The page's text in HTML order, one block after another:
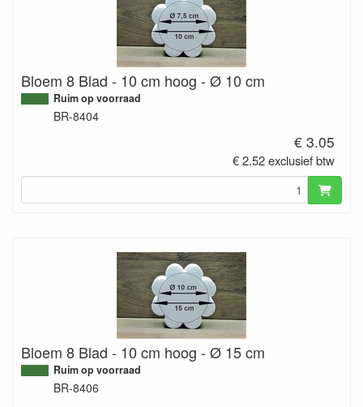
Bloem 8 Blad - 10 cm hoog - Ø 10 cm
Ruim op voorraad
BR-8404
€ 3.05
€ 2.52 exclusief btw
Bloem 8 Blad - 10 cm hoog - Ø 15 cm
Ruim op voorraad
BR-8406